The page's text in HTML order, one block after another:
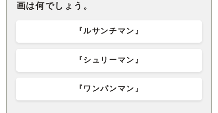
画は何でしょう。
『ルサンチマン』
『シュリーマン』
『ワンパンマン』